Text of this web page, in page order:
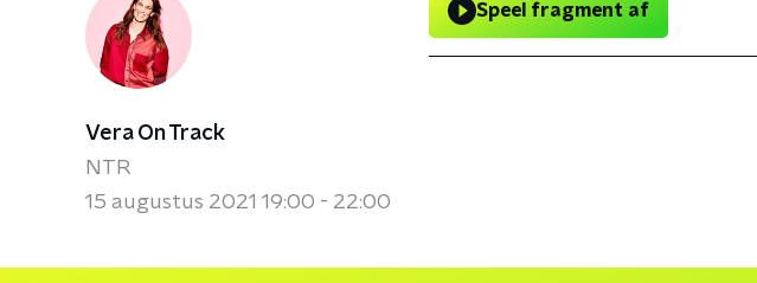
Vera On Track
NTR
15 augustus 2021 19:00 - 22:00
Speel fragment af